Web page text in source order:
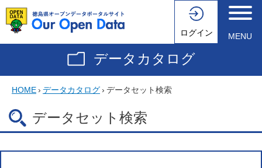
ログイン MENU
データカタログ
HOME› データカタログ› データセット検索
データセット検索